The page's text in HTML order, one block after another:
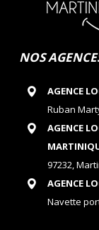
NOS
AGENCE
Ruban
AGENCE
97232,
AGENCE
Navette